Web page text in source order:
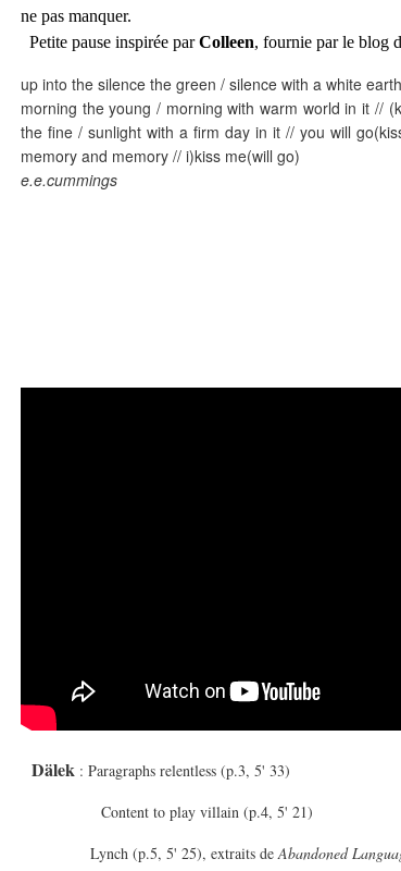
ne pas manquer.
Petite pause inspirée parColleen, fournie par le blog
up into the silence the green / silence with a white
morning the young / morning with warm world in it //
the fine / sunlight with a firm day in it // you will
memory and memory // i)kiss me(will go)
e.e.cummings
Dälek : Paragraphs relentless (p.3, 5' 33)
Content to play villain (p.4, 5' 21)
Lynch (p.5, 5' 25), extraits deAbandoned